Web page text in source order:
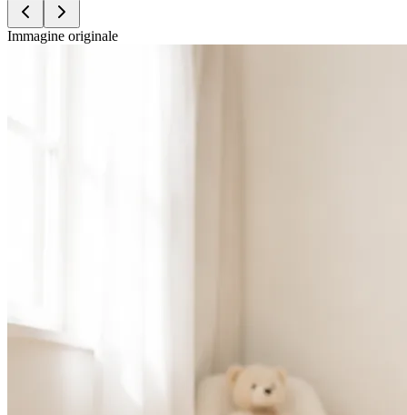
Immagine originale